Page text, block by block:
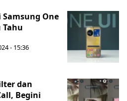
Samsung One
Tahu
- 15:36
dan
Begini